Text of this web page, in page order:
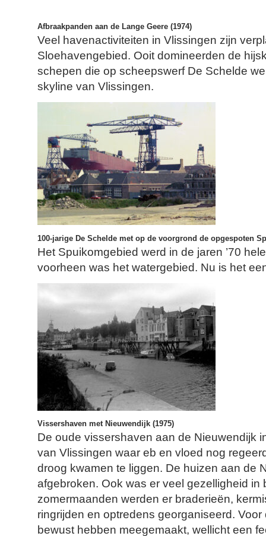
Afbraakpanden aan de Lange Geere (1974)
Veel havenactiviteiten in Vlissingen zijn
Sloehavengebied. Ooit domineerden de
schepen die op scheepswerf De Schelde
skyline van Vlissingen.
100-jarige De Schelde met op de voorgrond de opgespoten
Het Spuikomgebied werd in de jaren ’70
voorheen was het watergebied. Nu is het
Vissershaven met Nieuwendijk (1975)
De oude vissershaven aan de Nieuwendijk
van Vlissingen waar eb en vloed nog
droog kwamen te liggen. De huizen aan de
afgebroken. Ook was er veel gezelligheid in
zomermaanden werden er braderieën,
ringrijden en optredens georganiseerd.
bewust hebben meegemaakt, wellicht een